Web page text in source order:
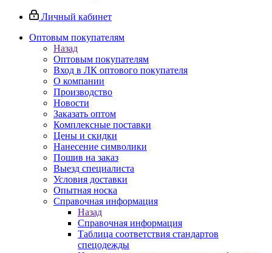
Личный кабинет
Оптовым покупателям
Назад
Оптовым покупателям
Вход в ЛК оптового покупателя
О компании
Производство
Новости
Заказать оптом
Комплексные поставки
Цены и скидки
Нанесение символики
Пошив на заказ
Выезд специалиста
Условия доставки
Опытная носка
Справочная информация
Назад
Справочная информация
Таблица соответствия стандартов
спецодежды